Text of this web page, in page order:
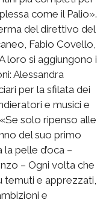
come il Palio».
del direttivo del
Fabio Covello,
loro si aggiungono i
Alessandra
per la sfilata dei
e musici e
solo ripenso alle
del suo primo
pelle d’oca –
– Ogni volta che
temuti e apprezzati,
e